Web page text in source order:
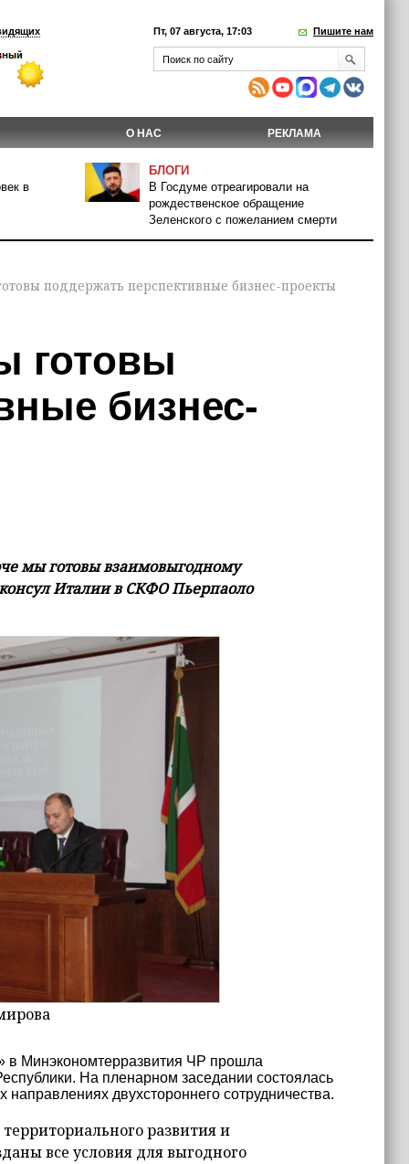
Пт, 07 августа, 17:03 Пишите нам
О НАС РЕКЛАМА
в
БЛОГИ
В Госдуме отреагировали на
рождественское обращение
Зеленского с пожеланием смерти
поддержать перспективные бизнес-проекты
готовы
бизнес-
мы готовы взаимовыгодному
Италии в СКФО Пьерпаоло
в Минэкономтерразвития ЧР прошла
На пленарном заседании состоялась
двухстороннего сотрудничества.
развития и
все условия для выгодного